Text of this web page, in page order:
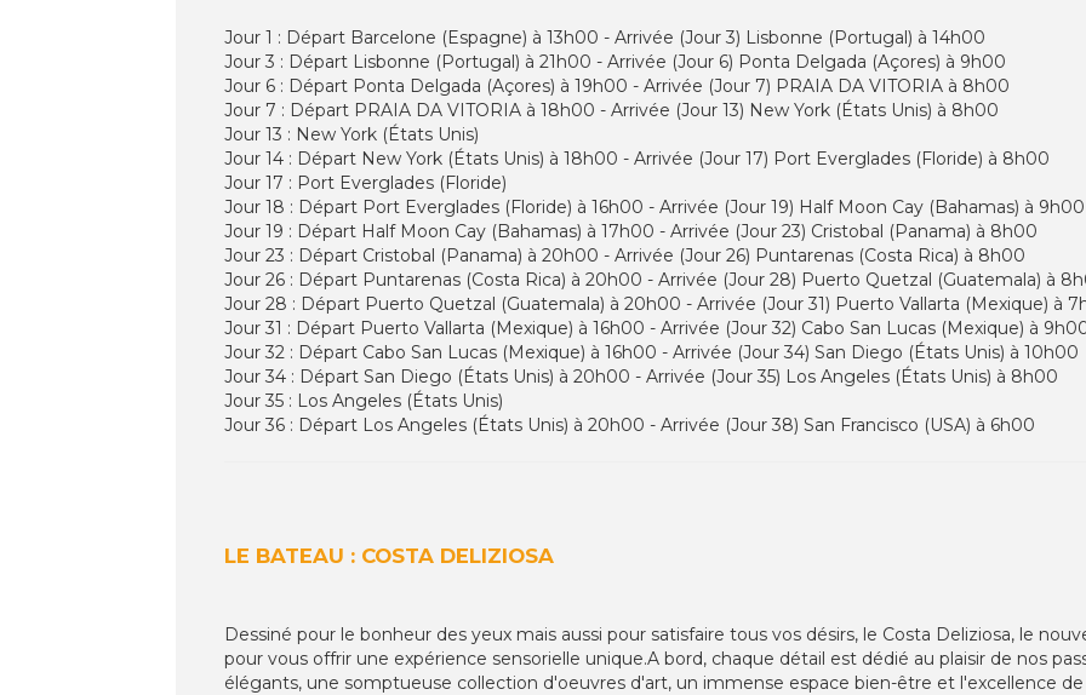
Jour 1 : Départ Barcelone (Espagne) à 13h00 - Arrivée (Jour 3) Lisbonne (Portugal) à 14h00
Jour 3 : Départ Lisbonne (Portugal) à 21h00 - Arrivée (Jour 6) Ponta Delgada (Açores) à 9h00
Jour 6 : Départ Ponta Delgada (Açores) à 19h00 - Arrivée (Jour 7) PRAIA DA VITORIA à 8h00
Jour 7 : Départ PRAIA DA VITORIA à 18h00 - Arrivée (Jour 13) New York (États Unis) à 8h00
Jour 13 : New York (États Unis)
Jour 14 : Départ New York (États Unis) à 18h00 - Arrivée (Jour 17) Port Everglades (Floride) à 8h00
Jour 17 : Port Everglades (Floride)
Jour 18 : Départ Port Everglades (Floride) à 16h00 - Arrivée (Jour 19) Half Moon Cay (Bahamas) à 9h00
Jour 19 : Départ Half Moon Cay (Bahamas) à 17h00 - Arrivée (Jour 23) Cristobal (Panama) à 8h00
Jour 23 : Départ Cristobal (Panama) à 20h00 - Arrivée (Jour 26) Puntarenas (Costa Rica) à 8h00
Jour 26 : Départ Puntarenas (Costa Rica) à 20h00 - Arrivée (Jour 28) Puerto Quetzal (Guatemala) à
Jour 28 : Départ Puerto Quetzal (Guatemala) à 20h00 - Arrivée (Jour 31) Puerto Vallarta (Mexique) à
Jour 31 : Départ Puerto Vallarta (Mexique) à 16h00 - Arrivée (Jour 32) Cabo San Lucas (Mexique) à
Jour 32 : Départ Cabo San Lucas (Mexique) à 16h00 - Arrivée (Jour 34) San Diego (États Unis) à 10h00
Jour 34 : Départ San Diego (États Unis) à 20h00 - Arrivée (Jour 35) Los Angeles (États Unis) à 8h00
Jour 35 : Los Angeles (États Unis)
Jour 36 : Départ Los Angeles (États Unis) à 20h00 - Arrivée (Jour 38) San Francisco (USA) à 6h00
LE BATEAU : COSTA DELIZIOSA
Dessiné pour le bonheur des yeux mais aussi pour satisfaire tous vos désirs, le Costa Deliziosa, le
pour vous offrir une expérience sensorielle unique.A bord, chaque détail est dédié au plaisir de nos
élégants, une somptueuse collection d'oeuvres d'art, un immense espace bien-être et l'excellence de